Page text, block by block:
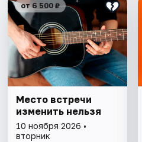
от 6 500 ₽
Место встречи
изменить нельзя
10 ноября 2026 •
вторник